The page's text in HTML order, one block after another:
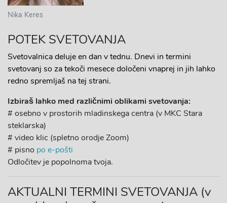
Nika Keres
POTEK SVETOVANJA
Svetovalnica deluje en dan v tednu. Dnevi in termini
svetovanj so za tekoči mesece določeni vnaprej in jih lahko
redno spremljaš na tej strani.
Izbiraš lahko med različnimi oblikami svetovanja:
# osebno v prostorih mladinskega centra (v MKC Stara
steklarska)
# video klic (spletno orodje Zoom)
# pisno po e-pošti
Odločitev je popolnoma tvoja.
AKTUALNI TERMINI SVETOVANJA (v